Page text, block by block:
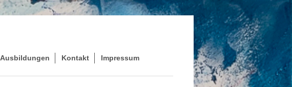
Ausbildungen Kontakt Impressum